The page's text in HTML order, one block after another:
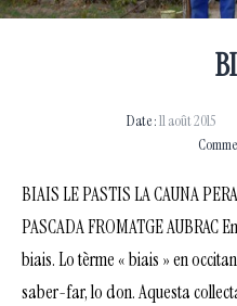
Date :11 août 2015
BIAIS LE PASTIS LA CAUNA
PASCADA FROMATGE AUBRAC
biais. Lo tèrme « biais » en
saber-far, lo don. Aquesta